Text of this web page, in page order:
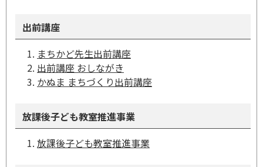
出前講座
まちかど先生出前講座
出前講座 おしながき
かぬま まちづくり出前講座
放課後子ども教室推進事業
放課後子ども教室推進事業